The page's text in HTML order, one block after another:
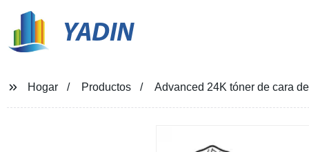
YADIN
Hogar Productos Advanced 24K tóner de cara